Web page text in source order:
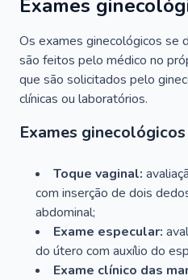
Exames
Os exames ginecológicos se
são feitos pelo médico no
que são solicitados pelo
clínicas ou laboratórios.
Exames
Toque vaginal:
com inserção de dois
abdominal;
Exame especular:
do útero com auxílio do
Exame clínico das